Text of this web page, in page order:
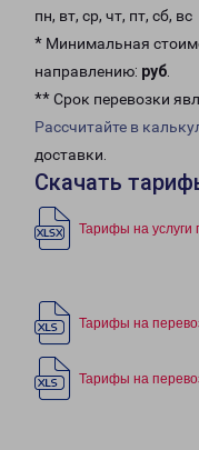
пн, вт, ср, чт, пт, сб, вс
* Минимальная
направлению: руб.
** Срок перевозки
Рассчитайте в
доставки.
Скачать
Тарифы на услуги
Тарифы на
Тарифы на